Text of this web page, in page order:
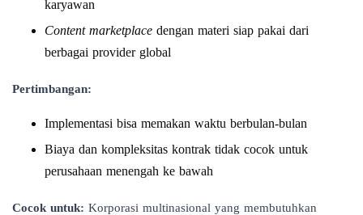
karyawan
Content marketplace dengan materi siap pakai dari
berbagai provider global
Pertimbangan:
Implementasi bisa memakan waktu berbulan-bulan
Biaya dan kompleksitas kontrak tidak cocok untuk
perusahaan menengah ke bawah
Cocok untuk: Korporasi multinasional yang membutuhkan